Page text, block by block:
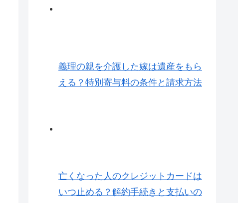
義理の親を介護した嫁は遺産をもら
える？特別寄与料の条件と請求方法
亡くなった人のクレジットカードは
いつ止める？解約手続きと支払いの